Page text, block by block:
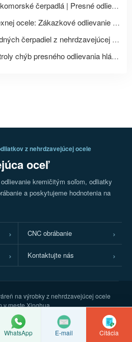
Nerezové diely pre hlbokomorské čerpadlá | Presné odlievanie a obrábanie obežných kolies a telies čerpadiel
Presné odlievanie duplexnej ocele: Zákazkové odlievanie rôznych druhov duplexnej ocele, ako napríklad 2205 a 2507.
Výrobca konektorov vodných čerpadiel z nehrdzavejúcej ocele | Presné odlievanie príslušenstva pre čerpadlá a ventily
Aplikácia a metódy kontroly chýb presného odlievania hláv vodných čerpadiel z nehrdzavejúcej ocele
z nehrdzavejúcej ocele
oceľ
kremičitým soľom, odliatky
a poskytujeme hodnotenia na
CNC obrábanie
Kontaktujte nás
na výrobky z nehrdzavejúcej ocele
v meste Xinghua
ICP v Jiangsu: 2022016063
Úradu verejnej bezpečnosti
32128102010337E-mail
WhatsApp Citácia